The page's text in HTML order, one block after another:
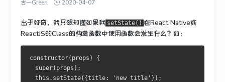
古一Green 2020-04-07
出于好奇，我只想知道如果我 setState() 在React Native或
ReactJS的Class的构造函数中使用函数会发生什么？ 如：
constructor(props) {
  super(props);
  this.setState({title: 'new title'});